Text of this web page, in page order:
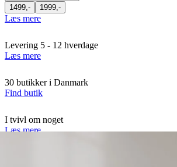
1499,- 1999,-
Læs mere
Levering 5 - 12 hverdage
Læs mere
30 butikker i Danmark
Find butik
I tvivl om noget
Læs mere